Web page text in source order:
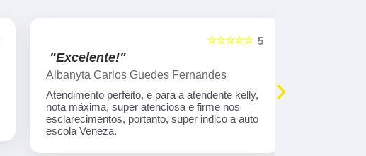
5
☆☆☆☆☆
"Excelente!"
Albanyta Carlos Guedes Fernandes
Atendimento perfeito, e para a atendente kelly,
nota máxima, super atenciosa e firme nos
esclarecimentos, portanto, super indico a auto
escola Veneza.
›